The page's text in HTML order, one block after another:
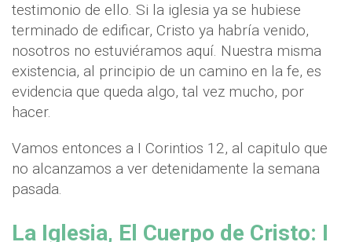
testimonio de ello. Si la iglesia ya se hubiese
terminado de edificar, Cristo ya habría venido,
nosotros no estuviéramos aquí. Nuestra misma
existencia, al principio de un camino en la fe, es
evidencia que queda algo, tal vez mucho, por
hacer.
Vamos entonces a I Corintios 12, al capitulo que
no alcanzamos a ver detenidamente la semana
pasada.
La Iglesia, El Cuerpo de Cristo: I